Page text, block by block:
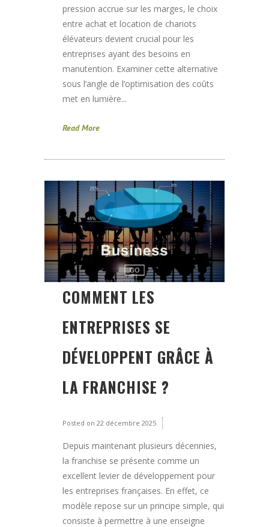
pression accrue sur les marges, le choix
entre achat et location de chariots
élévateurs devient crucial pour les
entreprises ayant des besoins en
manutention. Examiner cette alternative
sous l’angle de l’optimisation des coûts
met en lumière...
Read More
COMMENT LES
ENTREPRISES SE
DÉVELOPPENT GRÂCE À
LA FRANCHISE ?
Posted on 22 décembre 2025
Depuis maintenant plusieurs décennies,
la franchise se présente comme un
excellent levier de développement pour
les entreprises françaises. En effet, ce
modèle repose sur un principe simple, qui
consiste à permettre à une enseigne